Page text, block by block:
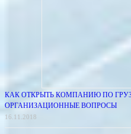
КАК ОТКРЫТЬ КОМПАНИЮ ПО
ОРГАНИЗАЦИОННЫЕ ВОПРОСЫ
16.11.2018